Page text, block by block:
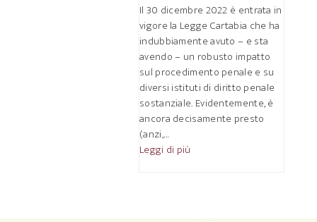
Il 30 dicembre 2022 è entrata in
vigore la Legge Cartabia che ha
indubbiamente avuto – e sta
avendo – un robusto impatto
sul procedimento penale e su
diversi istituti di diritto penale
sostanziale. Evidentemente, è
ancora decisamente presto
(anzi,…
Leggi di più